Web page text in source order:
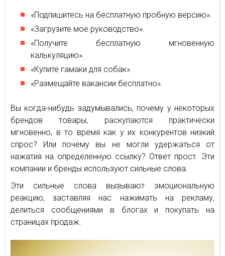
«Подпишитесь на бесплатную пробную версию».
«Загрузите мое руководство».
«Получите бесплатную мгновенную
калькуляцию».
«Купите гамаки для собак».
«Размещайте вакансии бесплатно».
Вы когда-нибудь задумывались, почему у некоторых
брендов товары, раскупаются практически
мгновенно, в то время как у их конкурентов низкий
спрос? Или почему вы не могли удержаться от
нажатия на определенную ссылку? Ответ прост. Эти
компании и бренды используют сильные слова.
Эти сильные слова вызывают эмоциональную
реакцию, заставляя нас нажимать на рекламу,
делиться сообщениями в блогах и покупать на
страницах продаж.